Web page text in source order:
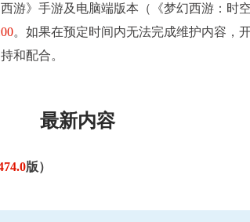
游》手游及电脑端版本（《梦幻西游：时
。如果在预定时间内无法完成维护内容，
和配合。
最新内容
版）